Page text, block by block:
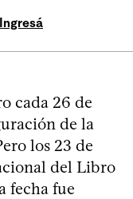
Ingresá
cada 26 de
de la
los 23 de
del Libro
fecha fue